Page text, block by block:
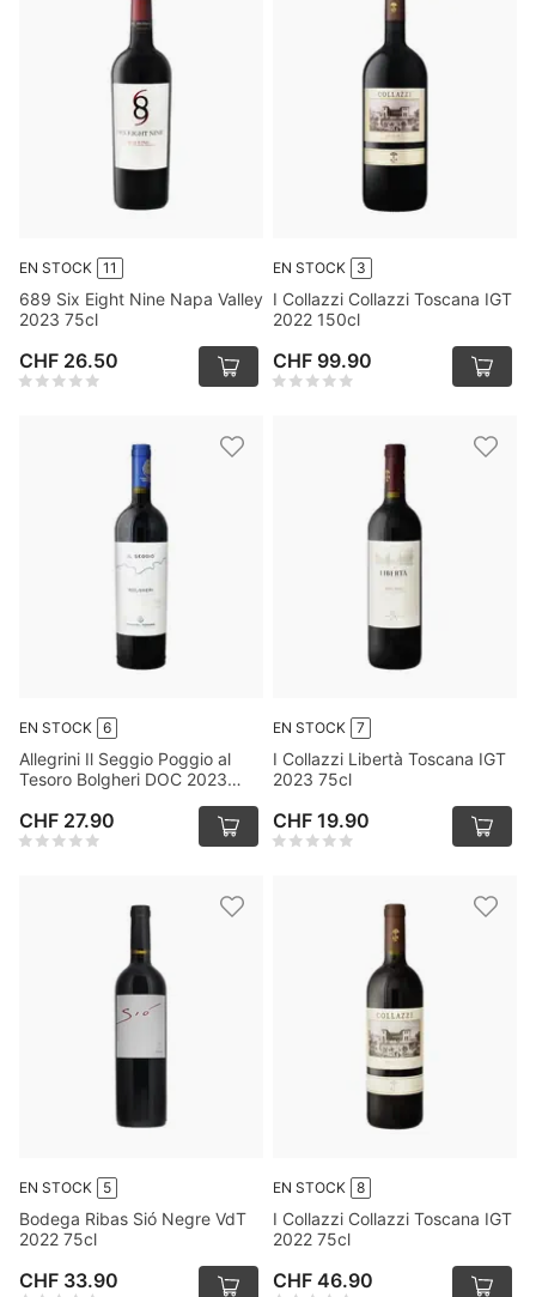
EN STOCK 11
689 Six Eight Nine Napa Valley
2023 75cl
CHF 26.50
EN STOCK 3
I Collazzi Collazzi Toscana IGT
2022 150cl
CHF 99.90
EN STOCK 6
Allegrini Il Seggio Poggio al
Tesoro Bolgheri DOC 2023
CHF 27.90
EN STOCK 7
I Collazzi Libertà Toscana IGT
2023 75cl
CHF 19.90
EN STOCK 5
Bodega Ribas Sió Negre VdT
2022 75cl
CHF 33.90
EN STOCK 8
I Collazzi Collazzi Toscana IGT
2022 75cl
CHF 46.90